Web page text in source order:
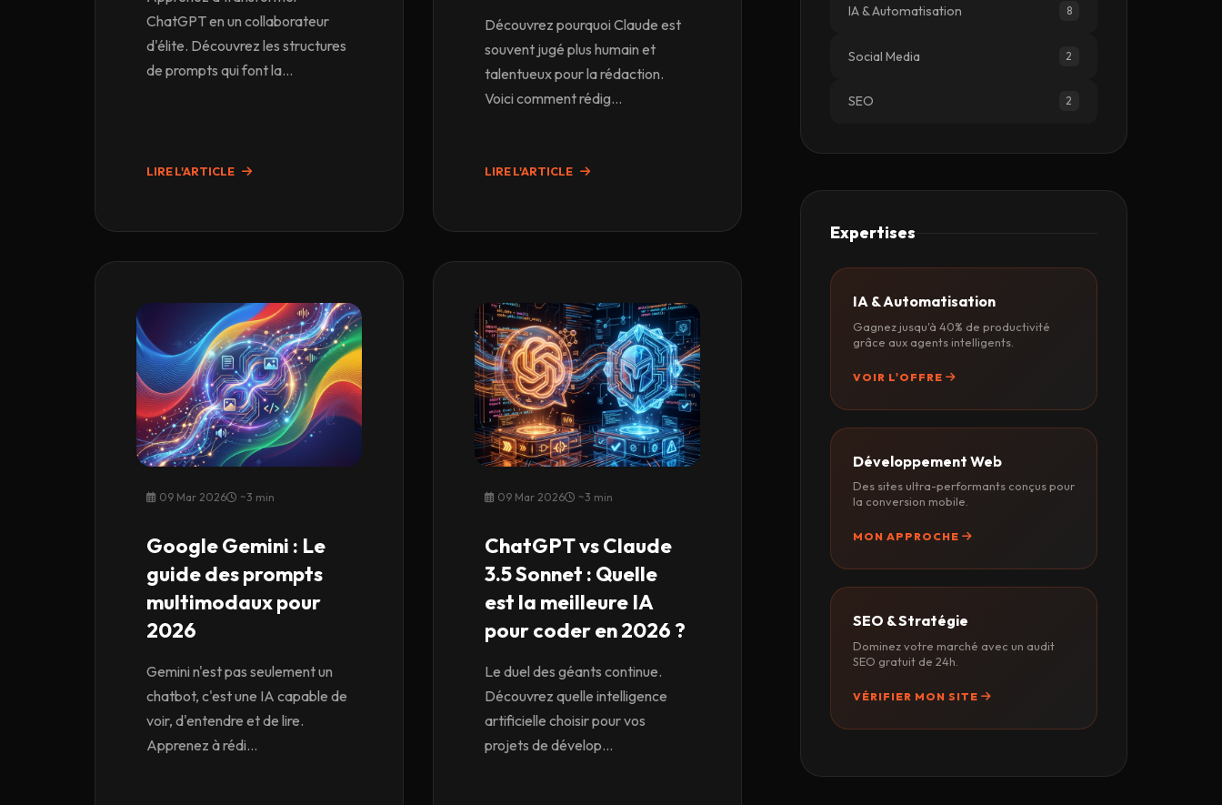
ChatGPT en un collaborateur
d'élite. Découvrez les structures
de prompts qui font la...
LIRE L'ARTICLE
Découvrez pourquoi Claude est
souvent jugé plus humain et
talentueux pour la rédaction.
Voici comment rédig...
LIRE L'ARTICLE
09 Mar 2026 ~3 min
Google Gemini : Le
guide des prompts
multimodaux pour
2026
Gemini n'est pas seulement un
chatbot, c'est une IA capable de
voir, d'entendre et de lire.
Apprenez à rédi...
09 Mar 2026 ~3 min
ChatGPT vs Claude
3.5 Sonnet : Quelle
est la meilleure IA
pour coder en 2026 ?
Le duel des géants continue.
Découvrez quelle intelligence
artificielle choisir pour vos
projets de dévelop...
IA & Automatisation 8
Social Media 2
SEO 2
Expertises
IA & Automatisation
Gagnez jusqu'à 40% de productivité
grâce aux agents intelligents.
VOIR L'OFFRE
Développement Web
Des sites ultra-performants conçus pour
la conversion mobile.
MON APPROCHE
SEO & Stratégie
Dominez votre marché avec un audit
SEO gratuit de 24h.
VÉRIFIER MON SITE